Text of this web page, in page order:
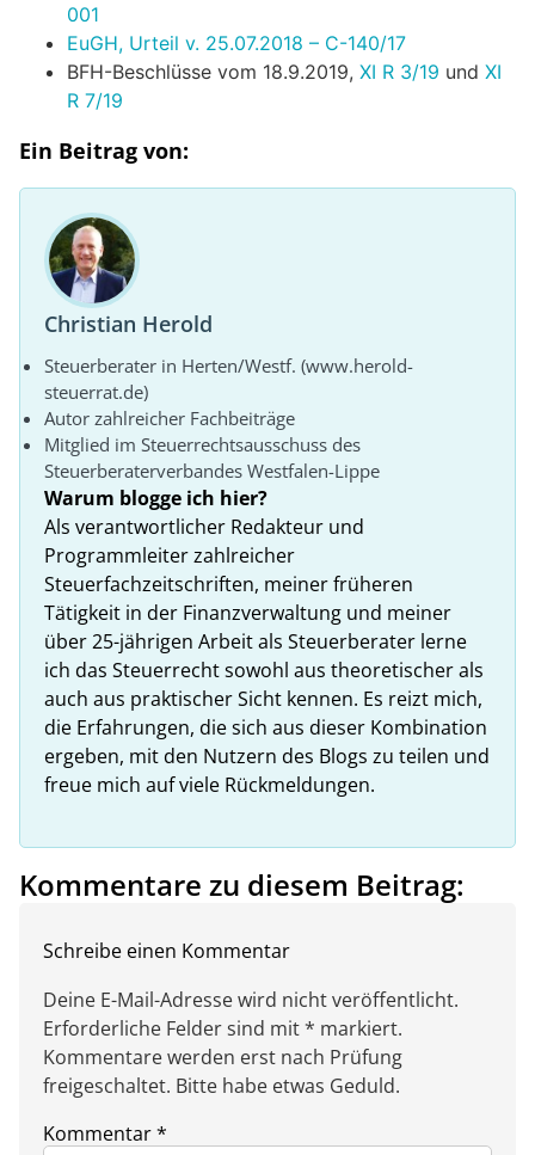
001
EuGH, Urteil v. 25.07.2018 – C-140/17
BFH-Beschlüsse vom 18.9.2019, XI R 3/19 und XI
R 7/19
Ein Beitrag von:
Christian Herold
Steuerberater in Herten/Westf. (www.herold-
steuerrat.de)
Autor zahlreicher Fachbeiträge
Mitglied im Steuerrechtsausschuss des
Steuerberaterverbandes Westfalen-Lippe
Warum blogge ich hier?
Als verantwortlicher Redakteur und
Programmleiter zahlreicher
Steuerfachzeitschriften, meiner früheren
Tätigkeit in der Finanzverwaltung und meiner
über 25-jährigen Arbeit als Steuerberater lerne
ich das Steuerrecht sowohl aus theoretischer als
auch aus praktischer Sicht kennen. Es reizt mich,
die Erfahrungen, die sich aus dieser Kombination
ergeben, mit den Nutzern des Blogs zu teilen und
freue mich auf viele Rückmeldungen.
Kommentare zu diesem Beitrag:
Schreibe einen Kommentar
Deine E-Mail-Adresse wird nicht veröffentlicht.
Erforderliche Felder sind mit * markiert.
Kommentare werden erst nach Prüfung
freigeschaltet. Bitte habe etwas Geduld.
Kommentar*